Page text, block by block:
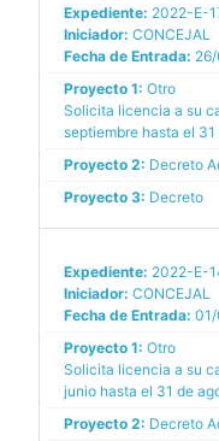
Expediente: 2022-E-
Iniciador: CONCEJAL
Fecha de Entrada:
Proyecto 1: Otro
Solicita licencia a su
septiembre hasta el
Proyecto 2: Decreto
Proyecto 3: Decreto
Expediente: 2022-E-
Iniciador: CONCEJAL
Fecha de Entrada:
Proyecto 1: Otro
Solicita licencia a su
junio hasta el 31 de
Proyecto 2: Decreto